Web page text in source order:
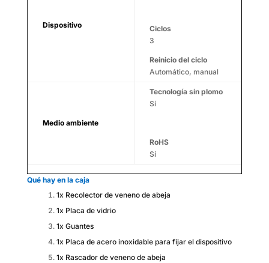
Dispositivo
Ciclos
3
Reinicio del ciclo
Automático, manual
Medio ambiente
Tecnología sin plomo
Sí
RoHS
Sí
Qué hay en la caja
1x Recolector de veneno de abeja
1x Placa de vidrio
1x Guantes
1x Placa de acero inoxidable para fijar el dispositivo
1x Rascador de veneno de abeja